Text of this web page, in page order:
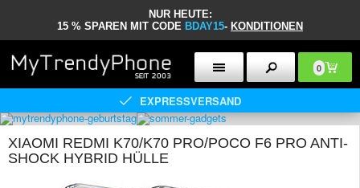
NUR HEUTE:
15 % SPAREN MIT CODE BDAY15- KONDITIONEN
0
EXPRESSVERSAND
XIAOMI REDMI K70/K70 PRO/POCO F6 PRO ANTI-
SHOCK HYBRID HÜLLE